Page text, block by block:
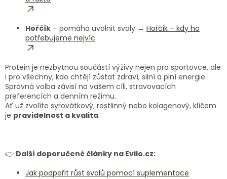
Hořčík – pomáhá uvolnit svaly → Hořčík – kdy ho
potřebujeme nejvíc
Protein je nezbytnou součástí výživy nejen pro sportovce, ale
i pro všechny, kdo chtějí zůstat zdraví, silní a plní energie.
Správná volba závisí na vašem cíli, stravovacích
preferencích a denním režimu.
Ať už zvolíte syrovátkový, rostlinný nebo kolagenový, klíčem
je pravidelnost a kvalita.
👉 Další doporučené články na Evilo.cz:
Jak podpořit růst svalů pomocí suplementace